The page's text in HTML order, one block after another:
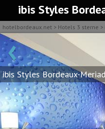
ibis Styles
hotelbordeaux.net > Hotels 3 sterne >
‹
ibis Styles Bordeaux-